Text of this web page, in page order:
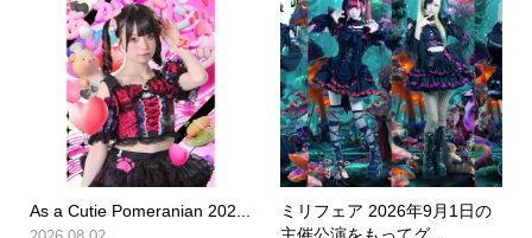
As a Cutie Pomeranian 202...
ミリフェア 2026年9月1日の
主催公演をもってグ...